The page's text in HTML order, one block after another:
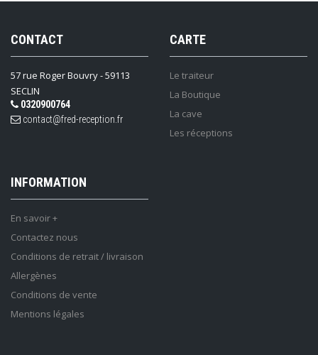
CONTACT
57 rue Roger Bouvry - 59113
SECLIN
0320900764
contact@fred-reception.fr
CARTE
Le traiteur
La Boutique
La cave
Les réceptions
INFORMATION
En savoir +
Contactez nous
Conditions de retrait / livraison
Allergènes
Conditions de vente
Mentions légales